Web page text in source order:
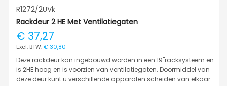
R1272/2UVk
Rackdeur 2 HE Met Ventilatiegaten
€ 37,27
€ 30,80
Deze rackdeur kan ingebouwd worden in een 19"racksysteem en
is 2HE hoog en is voorzien van ventilatiegaten. Doormiddel van
deze deur kunt u verschillende apparaten scheiden van elkaar.